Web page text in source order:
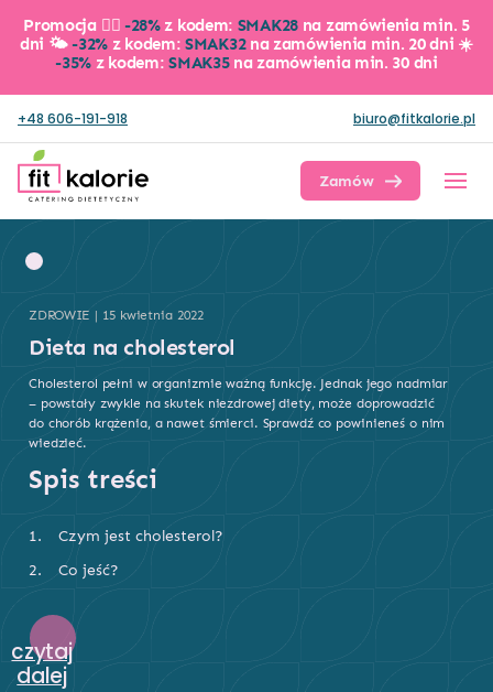
Promocja 👉🏼 -28%z kodem: SMAK28 na zamówienia min. 5
dni 🌤️-32% z kodem:SMAK32na zamówienia min. 20 dni ☀️
-35% z kodem:SMAK35na zamówienia min. 30 dni
+48 606-191-918 biuro@fitkalorie.pl
Zamów dietę
ZDROWIE | 15 kwietnia 2022
Dieta na cholesterol
Cholesterol pełni w organizmie ważną funkcję. Jednak jego nadmiar
– powstały zwykle na skutek niezdrowej diety, może doprowadzić
do chorób krążenia, a nawet śmierci. Sprawdź co powinieneś o nim
wiedzieć.
Spis treści
Czym jest cholesterol?
Co jeść?
czytaj
dalej